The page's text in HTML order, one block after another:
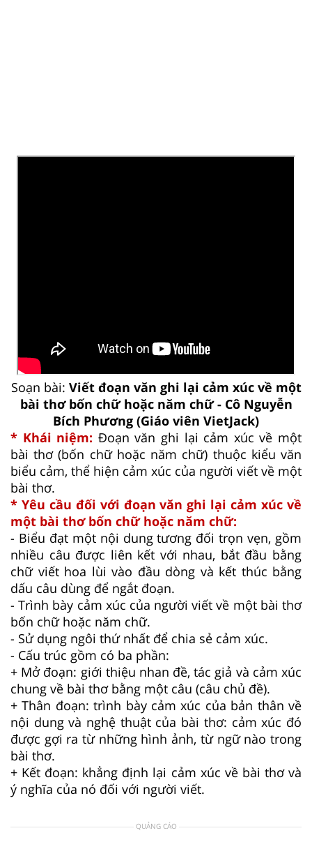
Soạn bài: Viết đoạn văn ghi lại cảm xúc về một
bài thơ bốn chữ hoặc năm chữ - Cô Nguyễn
Bích Phương (Giáo viên VietJack)
* Khái niệm: Đoạn văn ghi lại cảm xúc về một
bài thơ (bốn chữ hoặc năm chữ) thuộc kiểu văn
biểu cảm, thể hiện cảm xúc của người viết về một
bài thơ.
* Yêu cầu đối với đoạn văn ghi lại cảm xúc về
một bài thơ bốn chữ hoặc năm chữ:
- Biểu đạt một nội dung tương đối trọn vẹn, gồm
nhiều câu được liên kết với nhau, bắt đầu bằng
chữ viết hoa lùi vào đầu dòng và kết thúc bằng
dấu câu dùng để ngắt đoạn.
- Trình bày cảm xúc của người viết về một bài thơ
bốn chữ hoặc năm chữ.
- Sử dụng ngôi thứ nhất để chia sẻ cảm xúc.
- Cấu trúc gồm có ba phần:
+ Mở đoạn: giới thiệu nhan đề, tác giả và cảm xúc
chung về bài thơ bằng một câu (câu chủ đề).
+ Thân đoạn: trình bày cảm xúc của bản thân về
nội dung và nghệ thuật của bài thơ: cảm xúc đó
được gợi ra từ những hình ảnh, từ ngữ nào trong
bài thơ.
+ Kết đoạn: khẳng định lại cảm xúc về bài thơ và
ý nghĩa của nó đối với người viết.
QUẢNG CÁO